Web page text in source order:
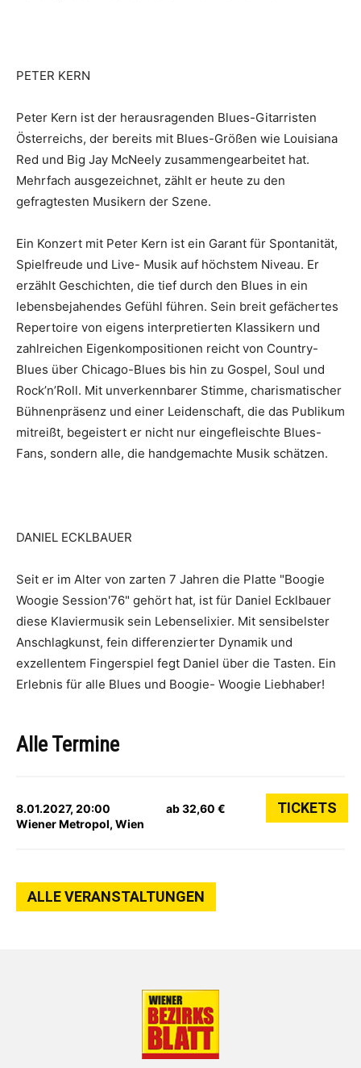
PETER KERN
Peter Kern ist der herausragenden Blues-Gitarristen
Österreichs, der bereits mit Blues-Größen wie Louisiana
Red und Big Jay McNeely zusammengearbeitet hat.
Mehrfach ausgezeichnet, zählt er heute zu den
gefragtesten Musikern der Szene.
Ein Konzert mit Peter Kern ist ein Garant für Spontanität,
Spielfreude und Live- Musik auf höchstem Niveau. Er
erzählt Geschichten, die tief durch den Blues in ein
lebensbejahendes Gefühl führen. Sein breit gefächertes
Repertoire von eigens interpretierten Klassikern und
zahlreichen Eigenkompositionen reicht von Country-
Blues über Chicago-Blues bis hin zu Gospel, Soul und
Rock’n’Roll. Mit unverkennbarer Stimme, charismatischer
Bühnenpräsenz und einer Leidenschaft, die das Publikum
mitreißt, begeistert er nicht nur eingefleischte Blues-
Fans, sondern alle, die handgemachte Musik schätzen.
DANIEL ECKLBAUER
Seit er im Alter von zarten 7 Jahren die Platte "Boogie
Woogie Session'76" gehört hat, ist für Daniel Ecklbauer
diese Klaviermusik sein Lebenselixier. Mit sensibelster
Anschlagkunst, fein differenzierter Dynamik und
exzellentem Fingerspiel fegt Daniel über die Tasten. Ein
Erlebnis für alle Blues und Boogie- Woogie Liebhaber!
Alle Termine
8.01.2027, 20:00
Wiener Metropol, Wien
ab 32,60 € TICKETS
ALLE VERANSTALTUNGEN